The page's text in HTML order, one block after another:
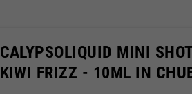
CALYPSOLIQUID MINI
KIWI FRIZZ - 10ML IN